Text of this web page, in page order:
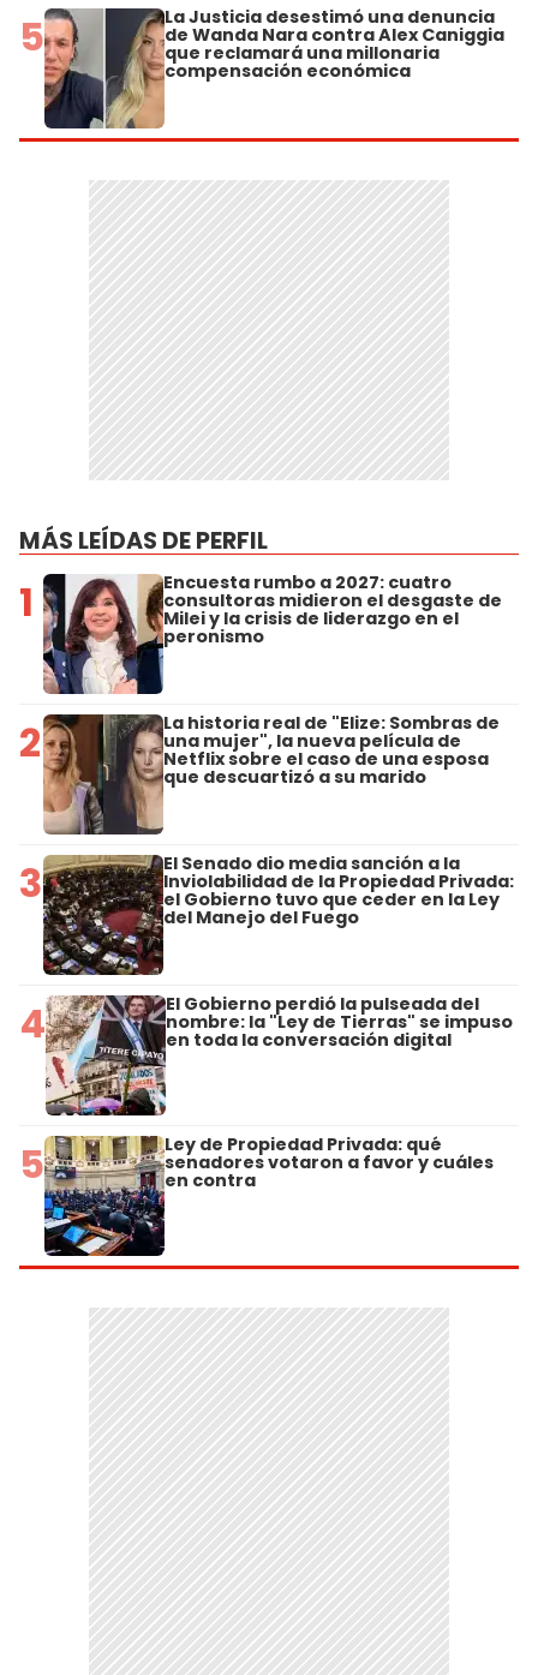
5 La Justicia desestimó una denuncia
de Wanda Nara contra Alex Caniggia
que reclamará una millonaria
compensación económica
MÁS LEÍDAS DE PERFIL
1 Encuesta rumbo a 2027: cuatro
consultoras midieron el desgaste de
Milei y la crisis de liderazgo en el
peronismo
2 La historia real de "Elize: Sombras de
una mujer", la nueva película de
Netflix sobre el caso de una esposa
que descuartizó a su marido
3 El Senado dio media sanción a la
Inviolabilidad de la Propiedad Privada:
el Gobierno tuvo que ceder en la Ley
del Manejo del Fuego
4 El Gobierno perdió la pulseada del
nombre: la "Ley de Tierras" se impuso
en toda la conversación digital
5 Ley de Propiedad Privada: qué
senadores votaron a favor y cuáles
en contra